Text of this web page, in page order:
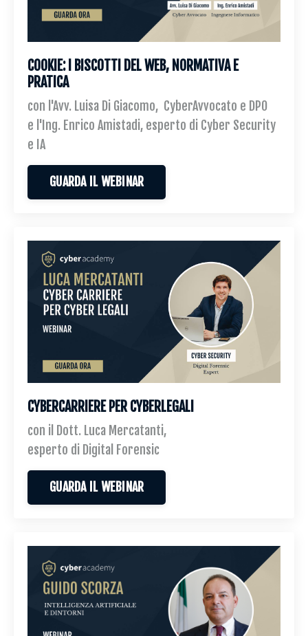
COOKIE: I BISCOTTI DEL WEB, NORMATIVA E
PRATICA
con l'Avv. Luisa Di Giacomo, CyberAvvocato e DPO
e l'Ing. Enrico Amistadi, esperto di Cyber Security
e IA
GUARDA IL WEBINAR
CYBERCARRIERE PER CYBERLEGALI
con il Dott. Luca Mercatanti,
esperto di Digital Forensic
GUARDA IL WEBINAR